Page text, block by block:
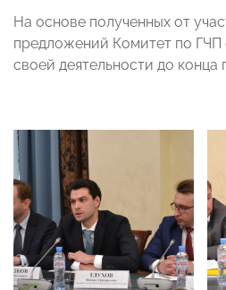
На основе полученных от
предложений Комитет по
своей деятельности до конца